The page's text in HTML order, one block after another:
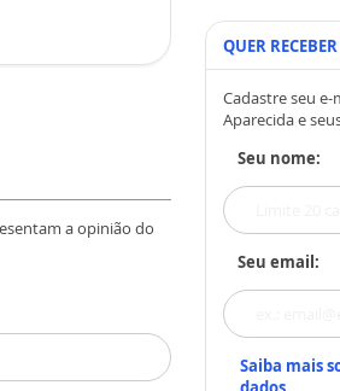
a opinião do
QUER
Cadastre seu e-
Aparecida e
Seu nome:
Seu email:
Saiba mais